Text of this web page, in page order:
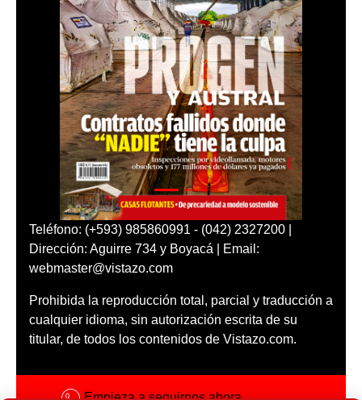
Teléfono: (+593) 985860991 - (042) 2327200 |
Dirección: Aguirre 734 y Boyacá | Email:
webmaster@vistazo.com
Prohibida la reproducción total, parcial y traducción a
cualquier idioma, sin autorización escrita de su
titular, de todos los contenidos de Vistazo.com.
Empieza a seguirnos ahora